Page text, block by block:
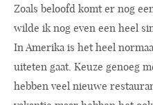
Zoals beloofd komt er nog
wilde ik nog even een heel
In Amerika is het heel
uiteten gaat. Keuze genoeg
hebben veel nieuwe